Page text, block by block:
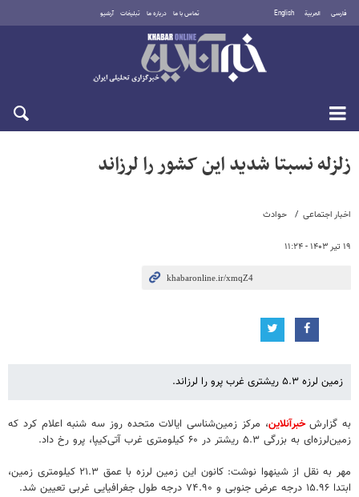
فارسی العربية English تماس با ما درباره ما تبلیغات آرشیو
شنبه ۱۷ مرداد ۱۴۰۵
اخبار اجتماعی حوادث
۱۹ تیر ۱۴۰۳ - ۱۱:۲۴
زلزله نسبتا شدید این کشور را لرزاند
زمین لرزه ۵.۳ ریشتری غرب پرو را لرزاند.
به گزارشخبرآنلاین، مرکز زمین‌شناسی ایالات متحده روز سه شنبه اعلام کرد که
زمین‌لرزه‌ای به بزرگی ۵.۳ ریشتر در ۶۰ کیلومتری غرب آتی‌کیپا، پرو رخ داد.
مهر به نقل از شینهوا نوشت: کانون این زمین لرزه با عمق ۲۱.۳ کیلومتری زمین،
ابتدا ۱۵.۹۶ درجه عرض جنوبی و ۷۴.۹۰ درجه طول جغرافیایی غربی تعیین شد.